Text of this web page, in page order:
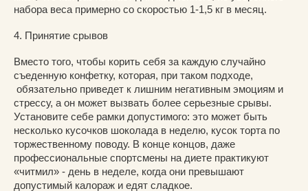
набора веса примерно со скоростью 1-1,5 кг в месяц.
4. Принятие срывов
Вместо того, чтобы корить себя за каждую случайно
съеденную конфетку, которая, при таком подходе,
обязательно приведет к лишним негативным эмоциям и
стрессу, а он может вызвать более серьезные срывы.
Установите себе рамки допустимого: это может быть
несколько кусочков шоколада в неделю, кусок торта по
торжественному поводу. В конце концов, даже
профессиональные спортсмены на диете практикуют
«читмил» - день в неделе, когда они превышают
допустимый калораж и едят сладкое.